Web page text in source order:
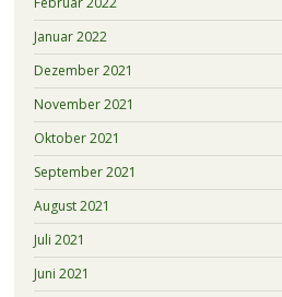
Januar 2022
Dezember 2021
November 2021
Oktober 2021
September 2021
August 2021
Juli 2021
Juni 2021